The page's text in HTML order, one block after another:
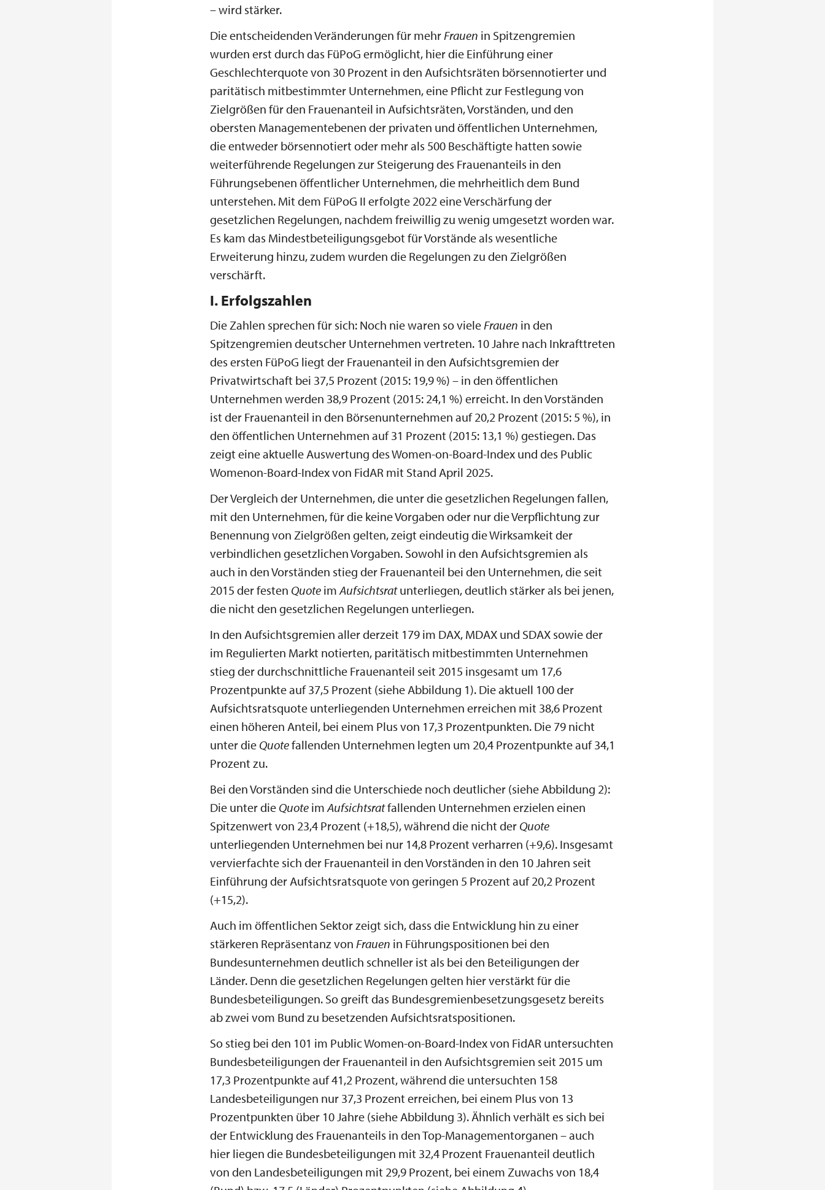
– wird stärker.
Die entscheidenden Veränderungen für mehrFrauen in Spitzengremien
wurden erst durch das FüPoG ermöglicht, hier die Einführung einer
Geschlechterquote von 30 Prozent in den Aufsichtsräten börsennotierter und
paritätisch mitbestimmter Unternehmen, eine Pflicht zur Festlegung von
Zielgrößen für den Frauenanteil in Aufsichtsräten, Vorständen, und den
obersten Managementebenen der privaten und öffentlichen Unternehmen,
die entweder börsennotiert oder mehr als 500 Beschäftigte hatten sowie
weiterführende Regelungen zur Steigerung des Frauenanteils in den
Führungsebenen öffentlicher Unternehmen, die mehrheitlich dem Bund
unterstehen. Mit dem FüPoG II erfolgte 2022 eine Verschärfung der
gesetzlichen Regelungen, nachdem freiwillig zu wenig umgesetzt worden war.
Es kam das Mindestbeteiligungsgebot für Vorstände als wesentliche
Erweiterung hinzu, zudem wurden die Regelungen zu den Zielgrößen
verschärft.
I. Erfolgszahlen
Die Zahlen sprechen für sich: Noch nie waren so vieleFrauen in den
Spitzengremien deutscher Unternehmen vertreten. 10 Jahre nach Inkrafttreten
des ersten FüPoG liegt der Frauenanteil in den Aufsichtsgremien der
Privatwirtschaft bei 37,5 Prozent (2015: 19,9 %) – in den öffentlichen
Unternehmen werden 38,9 Prozent (2015: 24,1 %) erreicht. In den Vorständen
ist der Frauenanteil in den Börsenunternehmen auf 20,2 Prozent (2015: 5 %), in
den öffentlichen Unternehmen auf 31 Prozent (2015: 13,1 %) gestiegen. Das
zeigt eine aktuelle Auswertung des Women-on-Board-Index und des Public
Womenon-Board-Index von FidAR mit Stand April 2025.
Der Vergleich der Unternehmen, die unter die gesetzlichen Regelungen fallen,
mit den Unternehmen, für die keine Vorgaben oder nur die Verpflichtung zur
Benennung von Zielgrößen gelten, zeigt eindeutig die Wirksamkeit der
verbindlichen gesetzlichen Vorgaben. Sowohl in den Aufsichtsgremien als
auch in den Vorständen stieg der Frauenanteil bei den Unternehmen, die seit
2015 der festen Quote imAufsichtsratunterliegen, deutlich stärker als bei jenen,
die nicht den gesetzlichen Regelungen unterliegen.
In den Aufsichtsgremien aller derzeit 179 im DAX, MDAX und SDAX sowie der
im Regulierten Markt notierten, paritätisch mitbestimmten Unternehmen
stieg der durchschnittliche Frauenanteil seit 2015 insgesamt um 17,6
Prozentpunkte auf 37,5 Prozent (siehe Abbildung 1). Die aktuell 100 der
Aufsichtsratsquote unterliegenden Unternehmen erreichen mit 38,6 Prozent
einen höheren Anteil, bei einem Plus von 17,3 Prozentpunkten. Die 79 nicht
unter die Quotefallenden Unternehmen legten um 20,4 Prozentpunkte auf 34,1
Prozent zu.
Bei den Vorständen sind die Unterschiede noch deutlicher (siehe Abbildung 2):
Die unter die Quote imAufsichtsratfallenden Unternehmen erzielen einen
Spitzenwert von 23,4 Prozent (+18,5), während die nicht der Quote
unterliegenden Unternehmen bei nur 14,8 Prozent verharren (+9,6). Insgesamt
vervierfachte sich der Frauenanteil in den Vorständen in den 10 Jahren seit
Einführung der Aufsichtsratsquote von geringen 5 Prozent auf 20,2 Prozent
(+15,2).
Auch im öffentlichen Sektor zeigt sich, dass die Entwicklung hin zu einer
stärkeren Repräsentanz von Frauen in Führungspositionen bei den
Bundesunternehmen deutlich schneller ist als bei den Beteiligungen der
Länder. Denn die gesetzlichen Regelungen gelten hier verstärkt für die
Bundesbeteiligungen. So greift das Bundesgremienbesetzungsgesetz bereits
ab zwei vom Bund zu besetzenden Aufsichtsratspositionen.
So stieg bei den 101 im Public Women-on-Board-Index von FidAR untersuchten
Bundesbeteiligungen der Frauenanteil in den Aufsichtsgremien seit 2015 um
17,3 Prozentpunkte auf 41,2 Prozent, während die untersuchten 158
Landesbeteiligungen nur 37,3 Prozent erreichen, bei einem Plus von 13
Prozentpunkten über 10 Jahre (siehe Abbildung 3). Ähnlich verhält es sich bei
der Entwicklung des Frauenanteils in den Top-Managementorganen – auch
hier liegen die Bundesbeteiligungen mit 32,4 Prozent Frauenanteil deutlich
von den Landesbeteiligungen mit 29,9 Prozent, bei einem Zuwachs von 18,4